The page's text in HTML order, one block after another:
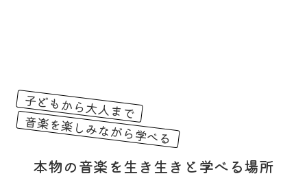
子どもから大人まで
音楽を楽しみながら学べる
本物の音楽を生き生きと学べる場所